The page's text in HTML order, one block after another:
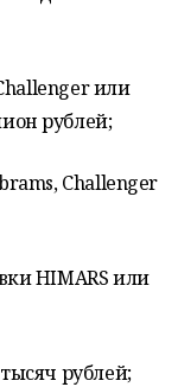
или
рублей;
Challenger
HIMARS или
рублей;